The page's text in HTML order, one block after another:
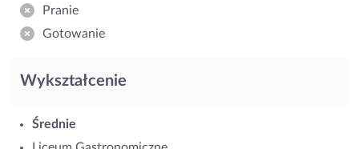
Pranie
Gotowanie
Wykształcenie
Średnie